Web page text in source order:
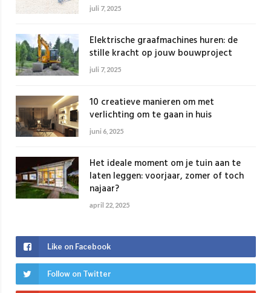
juli 7, 2025
Elektrische graafmachines huren: de
stille kracht op jouw bouwproject
juli 7, 2025
10 creatieve manieren om met
verlichting om te gaan in huis
juni 6, 2025
Het ideale moment om je tuin aan te
laten leggen: voorjaar, zomer of toch
najaar?
april 22, 2025
Like on Facebook
Follow on Twitter